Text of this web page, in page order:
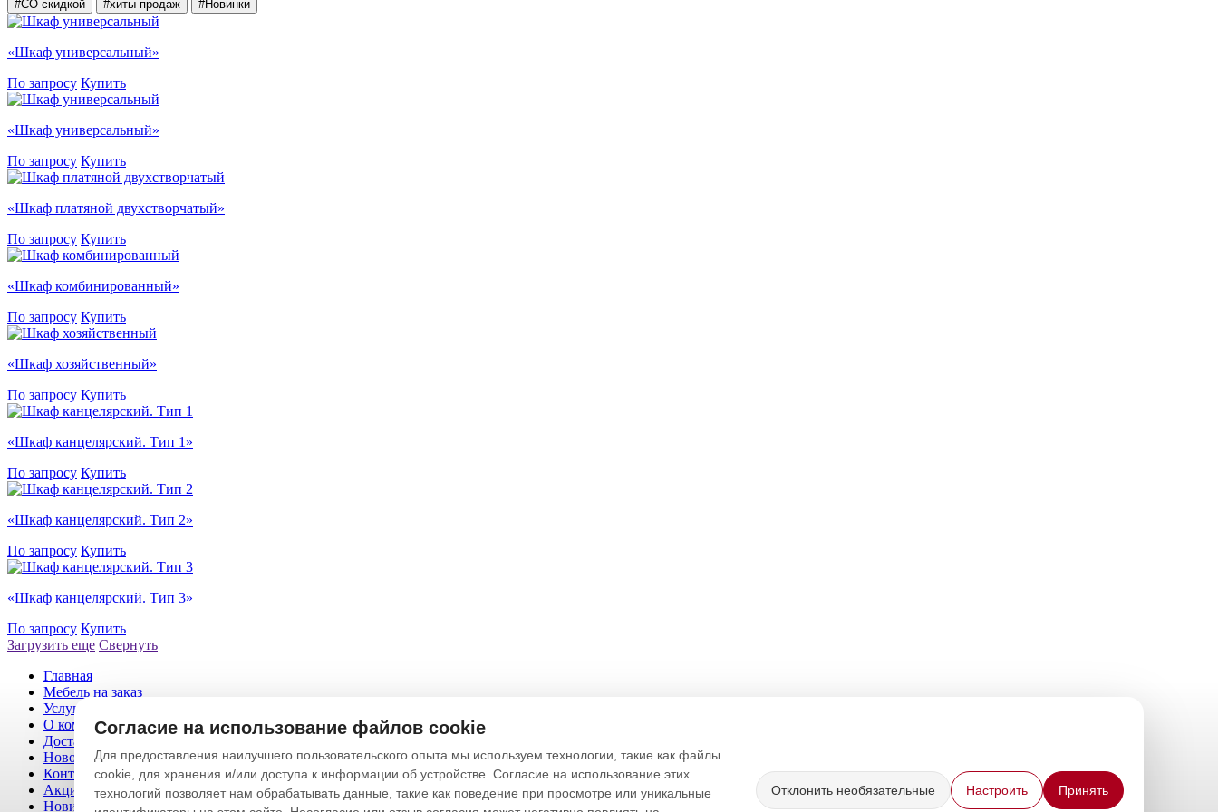
#СО скидкой #хиты продаж #Новинки
«Шкаф универсальный»
По запросу Купить
«Шкаф универсальный»
По запросу Купить
«Шкаф платяной двухстворчатый»
По запросу Купить
«Шкаф комбинированный»
По запросу Купить
«Шкаф хозяйственный»
По запросу Купить
«Шкаф канцелярский. Тип 1»
По запросу Купить
«Шкаф канцелярский. Тип 2»
По запросу Купить
«Шкаф канцелярский. Тип 3»
По запросу Купить
Загрузить еще Свернуть
Главная
Мебель на заказ
Услуги
О компании
Доставка и оплата
Новости|статьи
Контакты
Акционные товары
Новинки
Согласие на использование файлов cookie
Для предоставления наилучшего пользовательского опыта мы используем технологии, такие как файлы
cookie, для хранения и/или доступа к информации об устройстве. Согласие на использование этих
технологий позволяет нам обрабатывать данные, такие как поведение при просмотре или уникальные
Отклонить необязательные Настроить Принять